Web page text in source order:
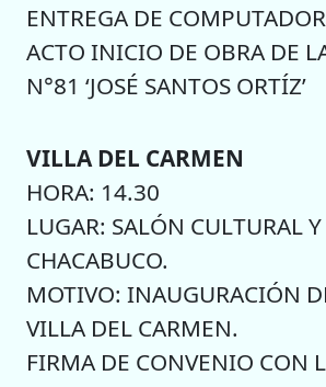
ENTREGA DE
ACTO INICIO DE OBRA DE
N°81 ‘JOSÉ SANTOS ORTÍZ’
VILLA DEL CARMEN
HORA: 14.30
LUGAR: SALÓN CULTURAL
CHACABUCO.
MOTIVO: INAUGURACIÓN
VILLA DEL CARMEN.
FIRMA DE CONVENIO CON